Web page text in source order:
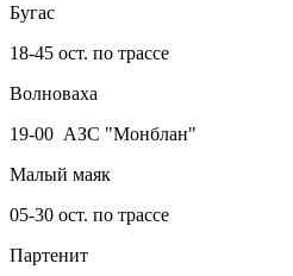
Бугас
18-45 ост. по трассе
Волноваха
19-00 АЗС "Монблан"
Малый маяк
05-30 ост. по трассе
Партенит